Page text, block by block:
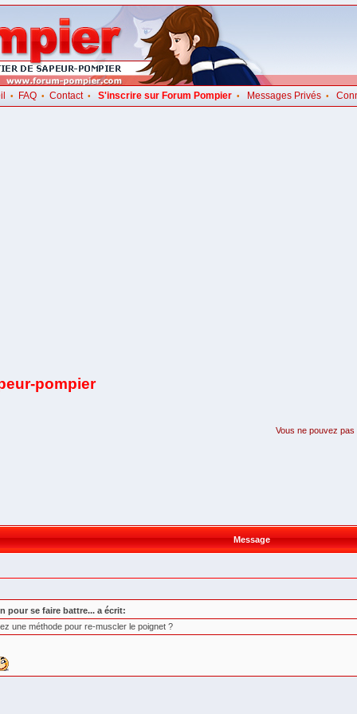
• FAQ• Contact• S'inscrire sur Forum Pompier• Messages Privés•
pompier
Vous ne pouvez
Message
pour se faire battre... a écrit:
une méthode pour re-muscler le poignet ?